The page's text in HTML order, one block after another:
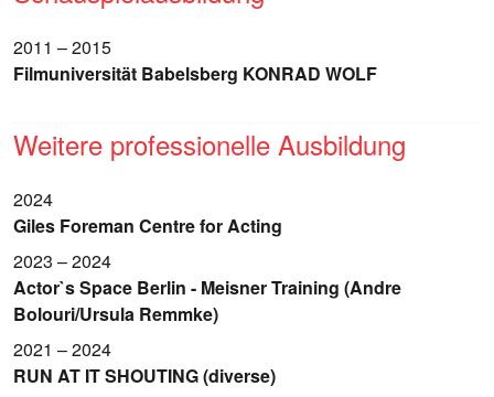
2011 – 2015
Filmuniversität Babelsberg KONRAD WOLF
Weitere professionelle Ausbildung
2024
Giles Foreman Centre for Acting
2023 – 2024
Actor`s Space Berlin - Meisner Training (Andre
Bolouri/Ursula Remmke)
2021 – 2024
RUN AT IT SHOUTING (diverse)